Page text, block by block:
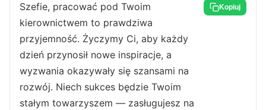
Szefie, pracować pod Twoim
kierownictwem to prawdziwa
przyjemność. Życzymy Ci, aby każdy
dzień przynosił nowe inspiracje, a
wyzwania okazywały się szansami na
rozwój. Niech sukces będzie Twoim
stałym towarzyszem — zasługujesz na
Kopiuj